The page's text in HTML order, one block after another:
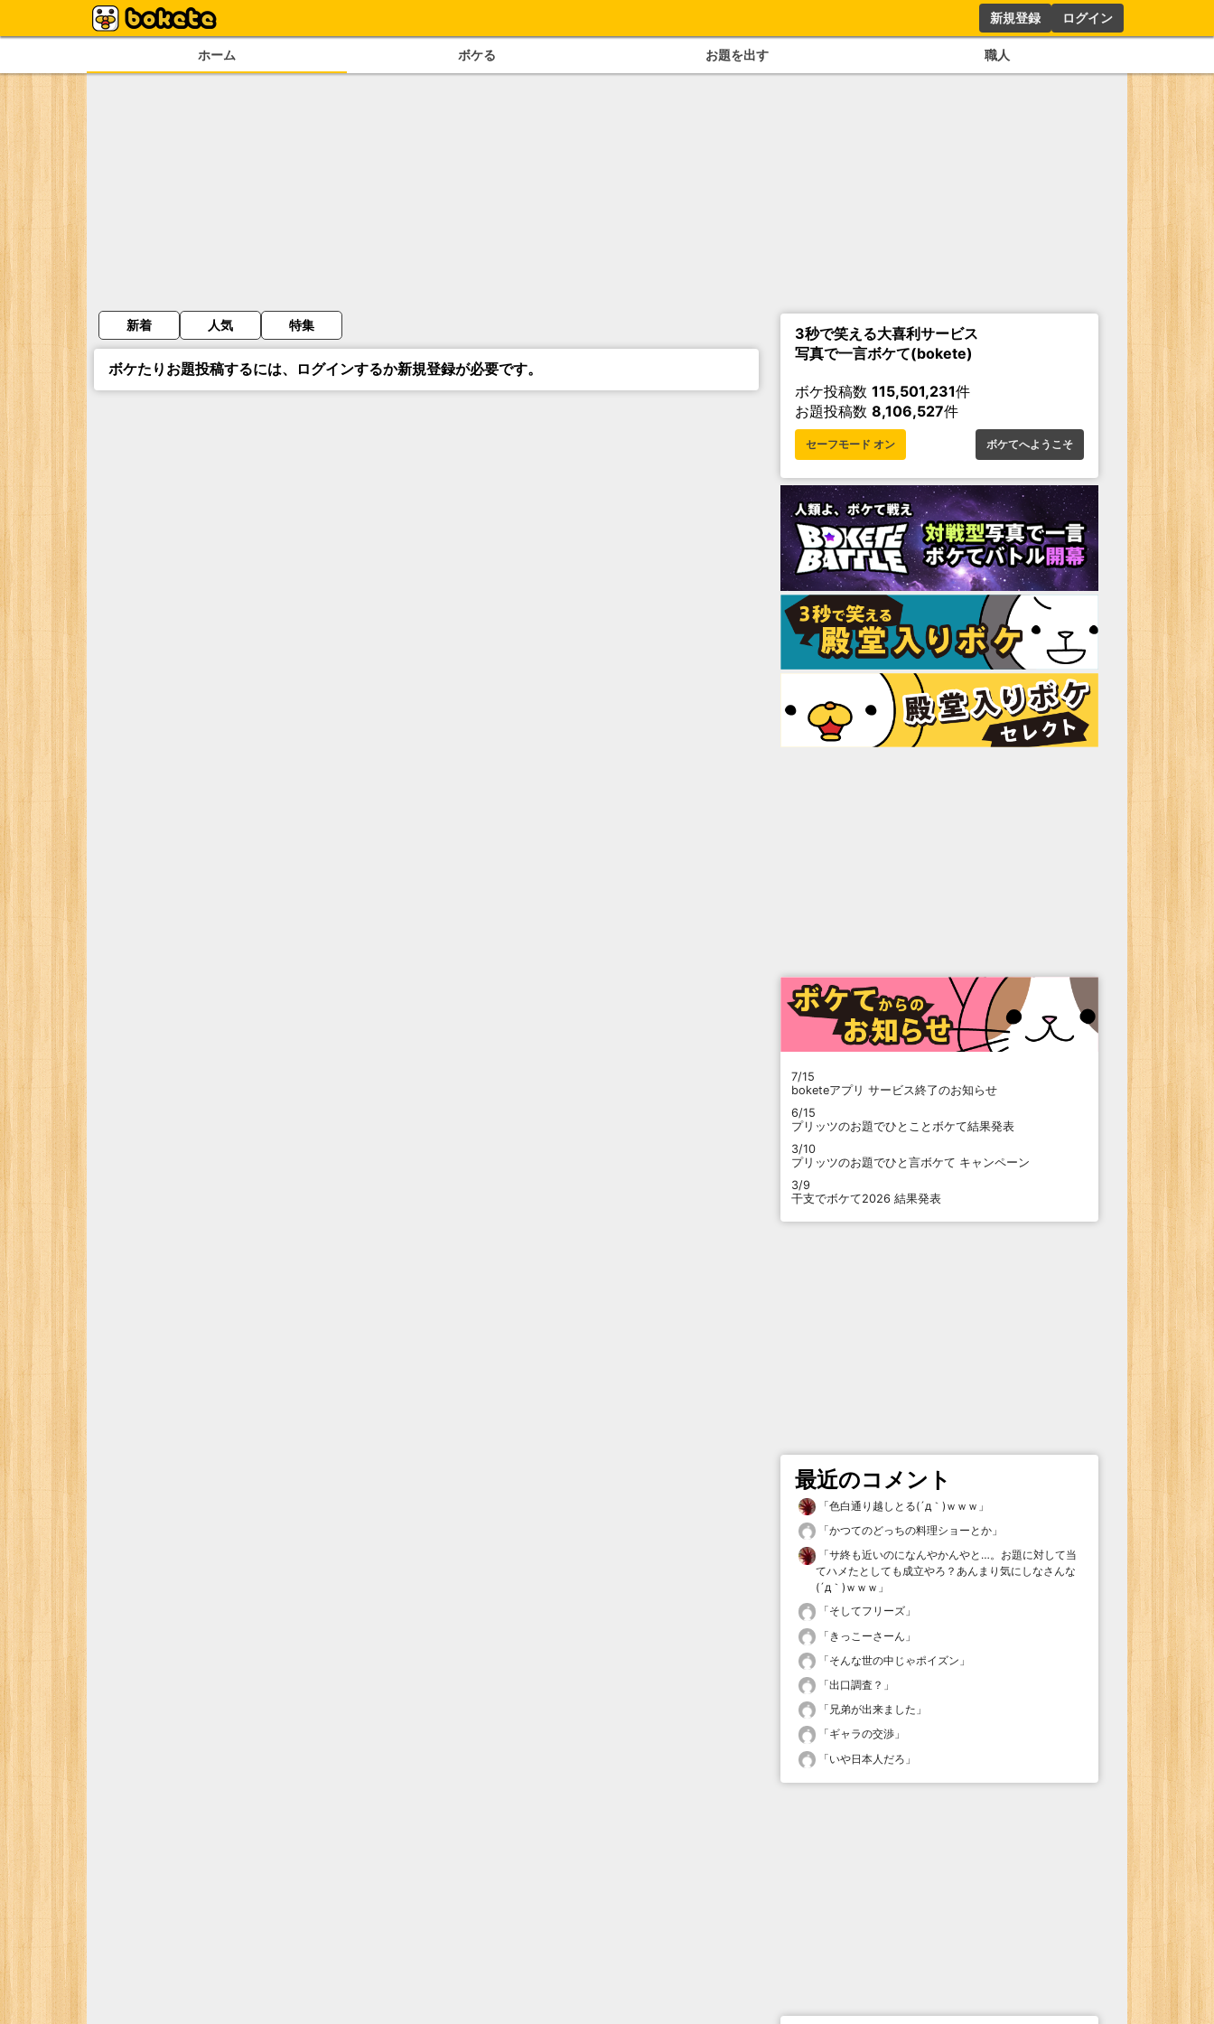
新規登録 ログイン
ホーム ボケる お題を出す 職人
新着 人気 特集
ボケたりお題投稿するには、ログインするか新規登録が必要です。
3秒で笑える大喜利サービス
写真で一言ボケて(bokete)
ボケ投稿数 115,501,231件
お題投稿数 8,106,527件
セーフモード オン ボケてへようこそ
7/15
boketeアプリ サービス終了のお知らせ
6/15
プリッツのお題でひとことボケて結果発表
3/10
プリッツのお題でひと言ボケて キャンペーン
3/9
干支でボケて2026 結果発表
最近のコメント
「色白通り越しとる(´д｀)ｗｗｗ 」
「かつてのどっちの料理ショーとか 」
「サ終も近いのになんやかんやと…。お題に対して当
てハメたとしても成立やろ？あんまり気にしなさんな
(´д｀)ｗｗｗ 」
「そしてフリーズ 」
「 きっこーさーん 」
「そんな世の中じゃポイズン 」
「出口調査？ 」
「 兄弟が出来ました 」
「ギャラの交渉 」
「いや日本人だろ 」